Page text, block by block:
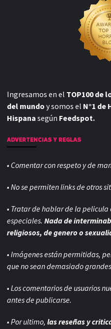
Ingresamos en el TOP100 de
del mundo y somos el N°1 de
Hispana según Feedspot.
ADVERTENCIAS Y REGLAS
• Comentar con respeto y de
• No se permiten links de otros
• Tratar de hablar de la pelicula
especiales. Nada de
religiosos, de genero o
• Imágenes están permitidas,
que no sean demasiado
• Los comentarios de usuarios
antes de publicarse.
• Por ultimo, las reseñas y